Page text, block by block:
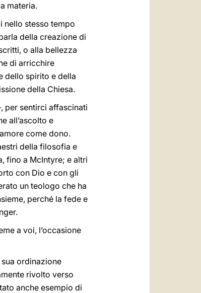
materia.
nello stesso tempo
della creazione di
o alla bellezza
di arricchire
dello spirito e della
della Chiesa.
per sentirci affascinati
all’ascolto e
come dono.
della filosofia e
fino a McIntyre; e altri
con Dio e con gli
un teologo che ha
perché la fede e
a voi, l’occasione
ordinazione
rivolto verso
anche esempio di